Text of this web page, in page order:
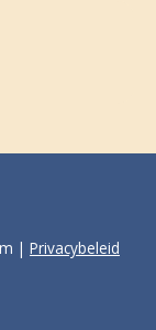
| Privacybeleid